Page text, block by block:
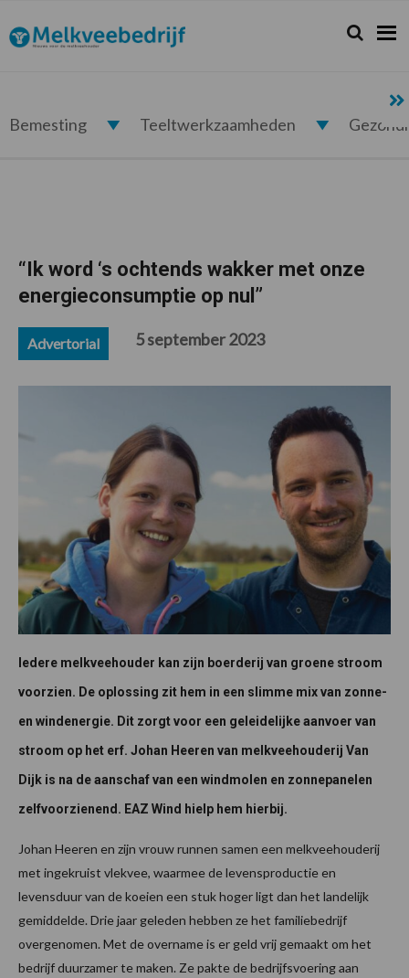
de
hoofdnavigatie
de
hoofd
de
eerste
de
voettekst
Melkveebedrijf.nl Zoeken...
Zoek
Bemesting Teeltwerkzaamheden
“Ik word ‘s ochtends wakker met onze
energieconsumptie op nul”
Advertorial 5 september 2023
Iedere melkveehouder kan zijn boerderij van groene stroom
voorzien. De oplossing zit hem in een slimme mix van zonne-
en windenergie. Dit zorgt voor een geleidelijke aanvoer van
stroom op het erf. Johan Heeren van melkveehouderij Van
Dijk is na de aanschaf van een windmolen en zonnepanelen
zelfvoorzienend. EAZ Wind hielp hem hierbij.
Johan Heeren en zijn vrouw runnen samen een melkveehouderij
met ingekruist vlekvee, waarmee de levensproductie en
levensduur van de koeien een stuk hoger ligt dan het landelijk
gemiddelde. Drie jaar geleden hebben ze het familiebedrijf
overgenomen. Met de overname is er geld vrij gemaakt om het
bedrijf duurzamer te maken. Ze pakte de bedrijfsvoering aan